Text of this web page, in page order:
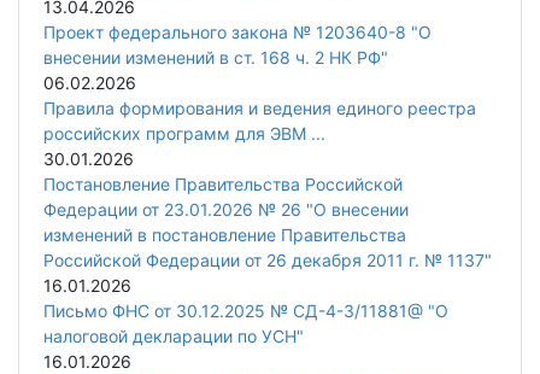
13.04.2026
Проект федерального закона № 1203640-8 "О
внесении изменений в ст. 168 ч. 2 НК РФ"
06.02.2026
Правила формирования и ведения единого реестра
российских программ для ЭВМ ...
30.01.2026
Постановление Правительства Российской
Федерации от 23.01.2026 № 26 "О внесении
изменений в постановление Правительства
Российской Федерации от 26 декабря 2011 г. № 1137"
16.01.2026
Письмо ФНС от 30.12.2025 № СД-4-3/11881@ "О
налоговой декларации по УСН"
16.01.2026